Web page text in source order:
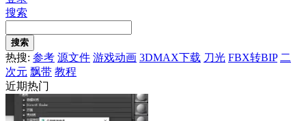
搜索
搜索
热搜: 参考 源文件 游戏动画 3DMAX下载 刀光 FBX转BIP 二
次元 飘带 教程
近期热门